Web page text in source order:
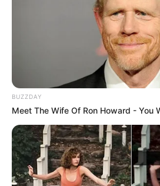
BUZZDAY
Meet The Wife Of Ron Howard - You